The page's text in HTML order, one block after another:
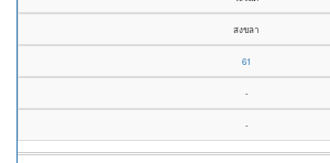
สงขลา
61
-
-